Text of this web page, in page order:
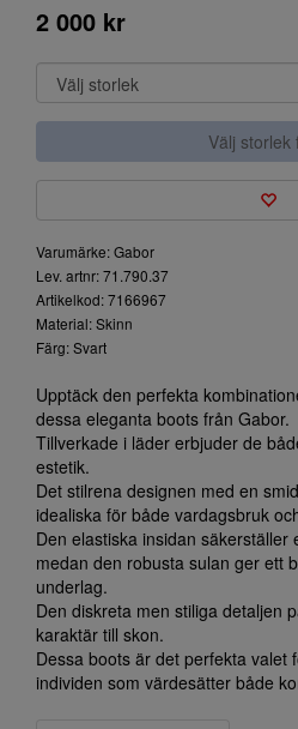
2 000 kr
Välj storlek
Varumärke: Gabor
Lev. artnr: 71.790.37
Artikelkod: 7166967
Material: Skinn
Färg: Svart
Upptäck den perfekta
dessa eleganta boots från Gabor.
Tillverkade i läder erbjuder de
estetik.
Det stilrena designen med en
idealiska för både vardagsbruk
Den elastiska insidan säkerställer
medan den robusta sulan ger ett
underlag.
Den diskreta men stiliga detaljen
karaktär till skon.
Dessa boots är det perfekta valet
individen som värdesätter både